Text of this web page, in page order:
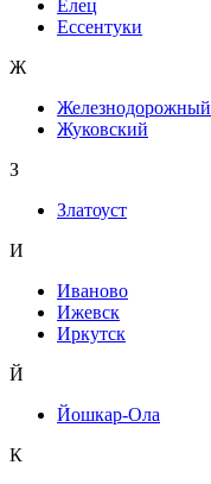
Елец
Ессентуки
Ж
Железнодорожный
Жуковский
З
Златоуст
И
Иваново
Ижевск
Иркутск
Й
Йошкар-Ола
К